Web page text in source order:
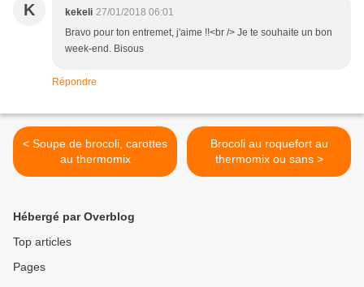
K kekeli 27/01/2018 06:01
Bravo pour ton entremet, j'aime !!<br /> Je te souhaite un bon
week-end. Bisous
Répondre
< Soupe de brocoli, carottes
au thermomix
Brocoli au roquefort au
thermomix ou sans >
Hébergé par Overblog
Top articles
Pages